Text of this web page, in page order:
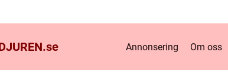
se Annonsering Om oss